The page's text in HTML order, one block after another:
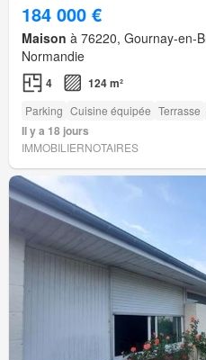
184 000 €
Maison à 76220, Gournay-en-
Normandie
4 124 m²
Parking Cuisine équipée Terrasse
Il y a 18 jours
IMMOBILIERNOTAIRES